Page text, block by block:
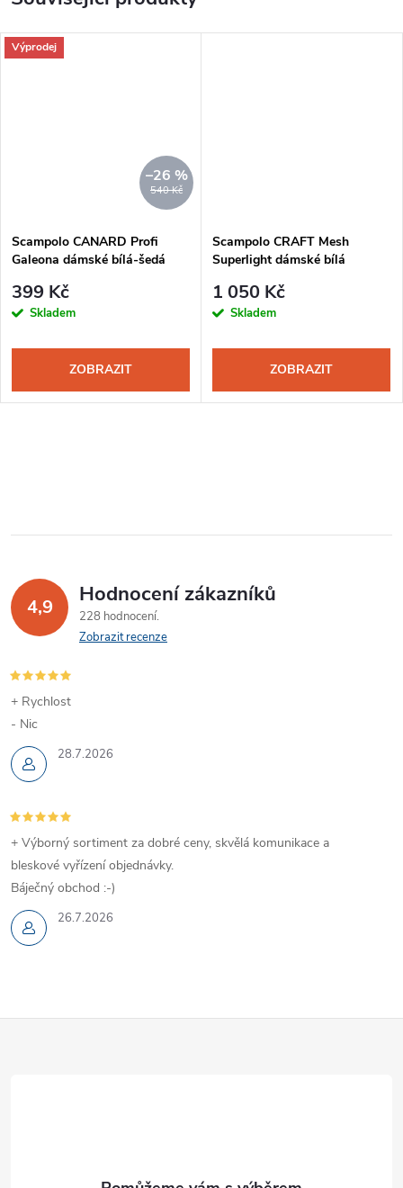
Výprodej
540 Kč
–26 %
Scampolo CANARD Profi
Galeona dámské bílá-šedá
399 Kč
Skladem
ZOBRAZIT
Scampolo CRAFT Mesh
Superlight dámské bílá
1 050 Kč
Skladem
ZOBRAZIT
4,9 Hodnocení zákazníků
228 hodnocení
Zobrazit recenze
28.7.2026
+ Rychlost
- Nic
26.7.2026
+ Výborný sortiment za dobré ceny, skvělá komunikace a
bleskové vyřízení objednávky.
Báječný obchod :-)